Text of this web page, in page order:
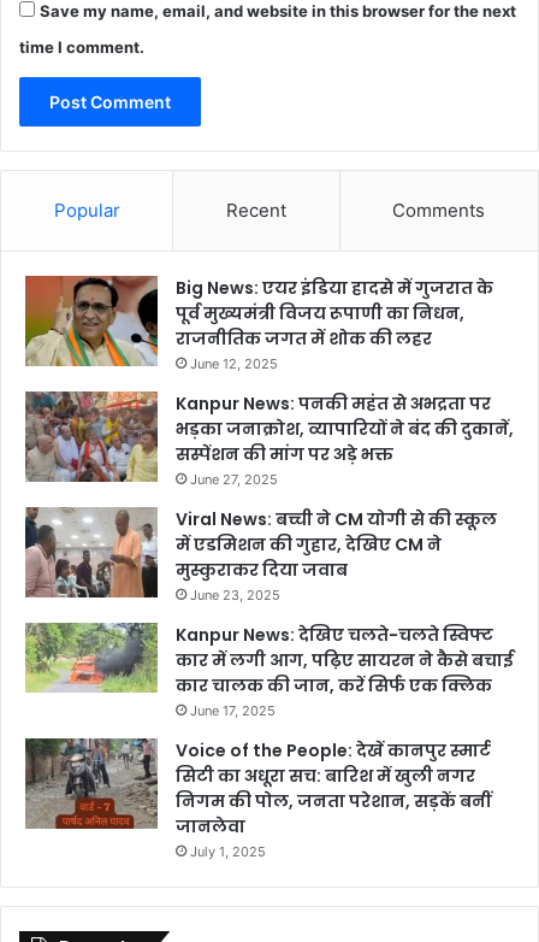
Save my name, email, and website in this browser for the next
time I comment.
Popular Recent Comments
Big News: एयर इंडिया हादसे में गुजरात के
पूर्व मुख्यमंत्री विजय रूपाणी का निधन,
राजनीतिक जगत में शोक की लहर
June 12, 2025
Kanpur News: पनकी महंत से अभद्रता पर
भड़का जनाक्रोश, व्यापारियों ने बंद की दुकानें,
सस्पेंशन की मांग पर अड़े भक्त
June 27, 2025
Viral News: बच्ची ने CM योगी से की स्कूल
में एडमिशन की गुहार, देखिए CM ने
मुस्कुराकर दिया जवाब
June 23, 2025
Kanpur News: देखिए चलते-चलते स्विफ्ट
कार में लगी आग, पढ़िए सायरन ने कैसे बचाई
कार चालक की जान, करें सिर्फ एक क्लिक
June 17, 2025
Voice of the People: देखें कानपुर स्मार्ट
सिटी का अधूरा सच: बारिश में खुली नगर
निगम की पोल, जनता परेशान, सड़कें बनीं
जानलेवा
July 1, 2025